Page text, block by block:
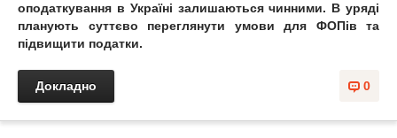
оподаткування в Україні залишаються чинними. В уряді
планують суттєво переглянути умови для ФОПів та
підвищити податки.
0
Докладно